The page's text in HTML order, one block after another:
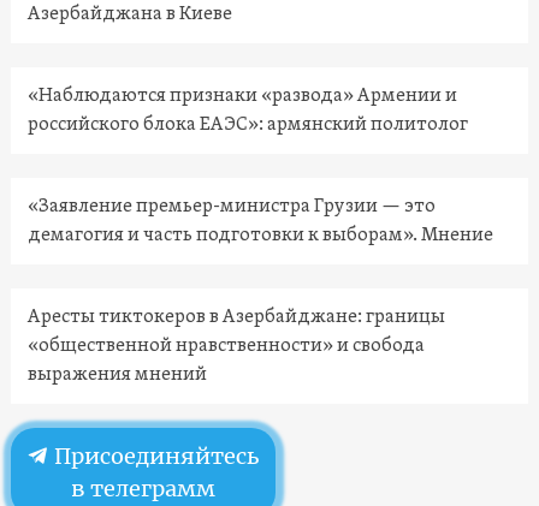
Азербайджана в Киеве
«Наблюдаются признаки «развода» Армении и
российского блока ЕАЭС»: армянский политолог
«Заявление премьер-министра Грузии — это
демагогия и часть подготовки к выборам». Мнение
Аресты тиктокеров в Азербайджане: границы
«общественной нравственности» и свобода
выражения мнений
Присоединяйтесь
в телеграмм